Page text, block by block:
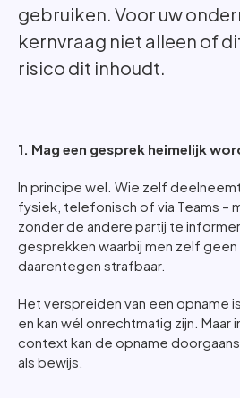
gebruiken. Voor uw
kernvraag niet alleen of
risico dit inhoudt.
1. Mag een gesprek heimelijk
In principe wel. Wie zelf
fysiek, telefonisch of via Teams –
zonder de andere partij te
gesprekken waarbij men zelf geen
daarentegen strafbaar.
Het verspreiden van een opname
en kan wél onrechtmatig zijn. Maar
context kan de opname
als bewijs.